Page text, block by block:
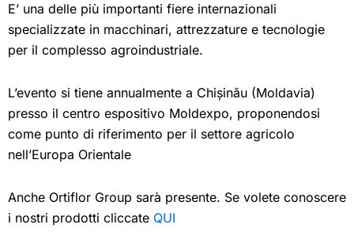
E’ una delle più importanti fiere internazionali
specializzate in macchinari, attrezzature e tecnologie
per il complesso agroindustriale.
L’evento si tiene annualmente a Chișinău (Moldavia)
presso il centro espositivo Moldexpo, proponendosi
come punto di riferimento per il settore agricolo
nell’Europa Orientale
Anche Ortiflor Group sarà presente. Se volete conoscere
i nostri prodotti cliccate QUI